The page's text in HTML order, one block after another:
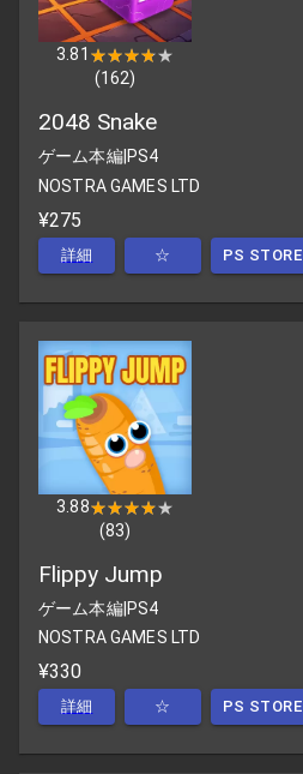
3.81 ★★★★★
★★★★★
(162)
2048 Snake
ゲーム本編| PS4
NOSTRA GAMES LTD
¥275
詳細 ☆ PS STORE
3.88★★★★★
★★★★★
(83)
Flippy Jump
ゲーム本編|PS4
NOSTRA GAMES LTD
¥330
詳細 ☆ PS STORE